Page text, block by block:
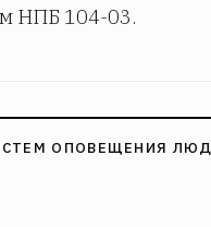
НПБ 104-03.
ОПОВЕЩЕНИЯ